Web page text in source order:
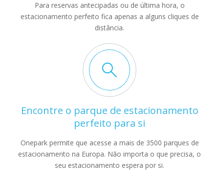
Para reservas antecipadas ou de última hora, o
estacionamento perfeito fica apenas a alguns cliques de
distância.
Encontre o parque de estacionamento
perfeito para si
Onepark permite que acesse a mais de 3500 parques de
estacionamento na Europa. Não importa o que precisa, o
seu estacionamento espera por si.